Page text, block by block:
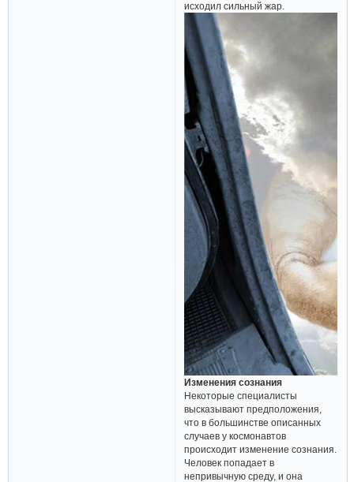
исходил сильный жар.
Изменения сознания
Некоторые специалисты
высказывают предположения,
что в большинстве описанных
случаев у космонавтов
происходит изменение сознания.
Человек попадает в
непривычную среду, и она